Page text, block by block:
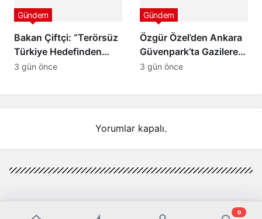
Bakan Çiftçi: “Terörsüz
Türkiye Hedefinden
Dönüş Yoktur”
Gündem
3 gün önce
Özgür Özel’den Ankara
Güvenpark’ta Gazilere
Ziyaret ve “Çerçeve
Gündem
3 gün önce
Yorumlar kapalı.
0